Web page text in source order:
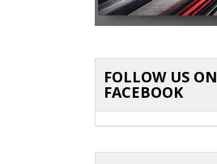
FOLLOW US ON
FACEBOOK